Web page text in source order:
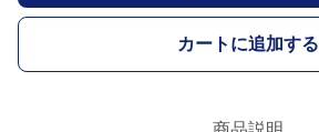
カートに追加する